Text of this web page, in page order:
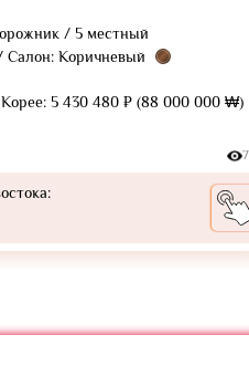
/ 5 местный
Салон: Коричневый
Корее: 5 430 480 ₽ (88 000 000 ₩)